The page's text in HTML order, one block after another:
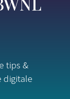
tips &
digitale